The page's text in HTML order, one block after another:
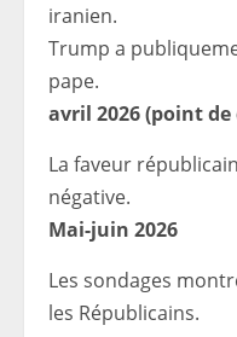
iranien.
Trump a
pape.
avril 2026(point
La faveur
négative.
Mai-juin 2026
Les sondages
les Républicains.